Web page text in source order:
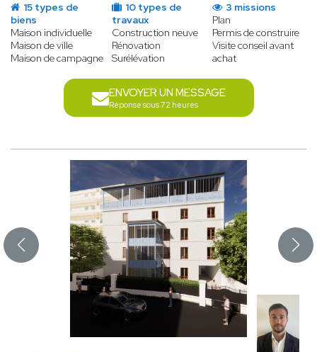
15 types de
biens
Maison individuelle
Maison de ville
Maison de campagne
10 types de
travaux
Construction neuve
Rénovation
Surélévation
3 missions
Plan
Permis de construire
Visite conseil avant
achat
ENVOYER UN MESSAGE
Réponse sous 72 heures